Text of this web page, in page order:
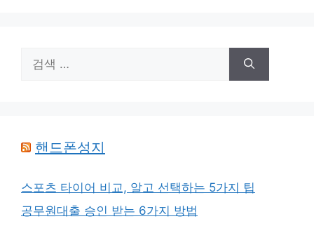
색:
핸드폰성지
스포츠 타이어 비교, 알고 선택하는 5가지 팁
공무원대출 승인 받는 6가지 방법